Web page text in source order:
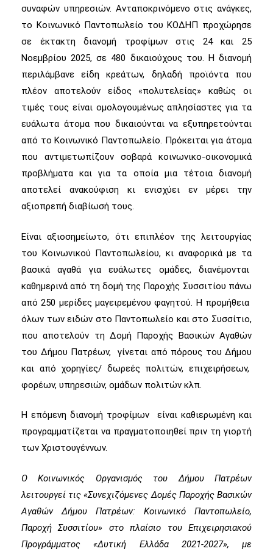
συναφών υπηρεσιών. Ανταποκρινόμενο στις ανάγκες,
το Κοινωνικό Παντοπωλείο του ΚΟΔΗΠ προχώρησε
σε έκτακτη διανομή τροφίμων στις 24 και 25
Νοεμβρίου 2025, σε 480 δικαιούχους του. Η διανομή
περιλάμβανε είδη κρεάτων, δηλαδή προϊόντα που
πλέον αποτελούν είδος «πολυτελείας» καθώς οι
τιμές τους είναι ομολογουμένως απλησίαστες για τα
ευάλωτα άτομα που δικαιούνται να εξυπηρετούνται
από το Κοινωνικό Παντοπωλείο. Πρόκειται για άτομα
που αντιμετωπίζουν σοβαρά κοινωνικο-οικονομικά
προβλήματα και για τα οποία μια τέτοια διανομή
αποτελεί ανακούφιση κι ενισχύει εν μέρει την
αξιοπρεπή διαβίωσή τους.
Είναι αξιοσημείωτο, ότι επιπλέον της λειτουργίας
του Κοινωνικού Παντοπωλείου, κι αναφορικά με τα
βασικά αγαθά για ευάλωτες ομάδες, διανέμονται
καθημερινά από τη δομή της Παροχής Συσσιτίου πάνω
από 250 μερίδες μαγειρεμένου φαγητού. Η προμήθεια
όλων των ειδών στο Παντοπωλείο και στο Συσσίτιο,
που αποτελούν τη Δομή Παροχής Βασικών Αγαθών
του Δήμου Πατρέων, γίνεται από πόρους του Δήμου
και από χορηγίες/ δωρεές πολιτών, επιχειρήσεων,
φορέων, υπηρεσιών, ομάδων πολιτών κλπ.
Η επόμενη διανομή τροφίμων είναι καθιερωμένη και
προγραμματίζεται να πραγματοποιηθεί πριν τη γιορτή
των Χριστουγέννων.
Ο Κοινωνικός Οργανισμός του Δήμου Πατρέων
λειτουργεί τις «Συνεχιζόμενες Δομές Παροχής Βασικών
Αγαθών Δήμου Πατρέων: Κοινωνικό Παντοπωλείο,
Παροχή Συσσιτίου» στο πλαίσιο του Επιχειρησιακού
Προγράμματος «Δυτική Ελλάδα 2021-2027», με